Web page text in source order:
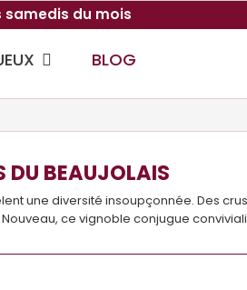
samedis du mois
BLOG
DU BEAUJOLAIS
une diversité insoupçonnée. Des
ce vignoble conjugue